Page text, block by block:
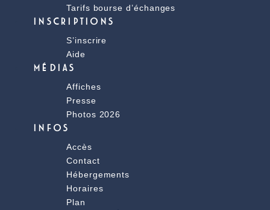
Tarifs bourse d’échanges
INSCRIPTIONS
S’inscrire
Aide
MÉDIAS
Affiches
Presse
Photos 2026
INFOS
Accès
Contact
Hébergements
Horaires
Plan